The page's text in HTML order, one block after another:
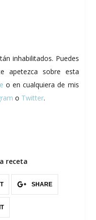
inhabilitados. Puedes
apetezca sobre esta
o en cualquiera de mis
o Twitter.
receta
SHARE